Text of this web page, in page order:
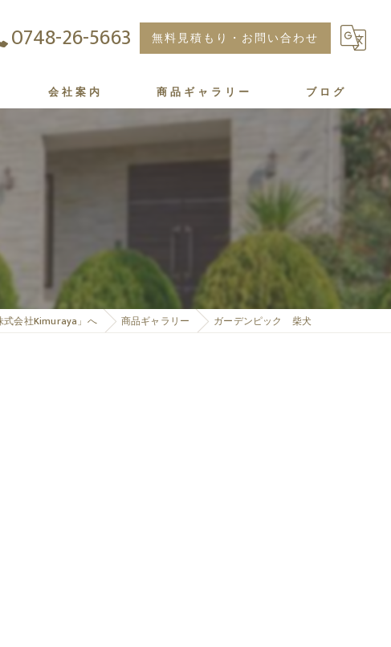
0748-26-5663 無料見積もり・お問い合わせ
会社案内 商品ギャラリー ブログ
式会社Kimuraya」へ 商品ギャラリー ガーデンピック 柴犬